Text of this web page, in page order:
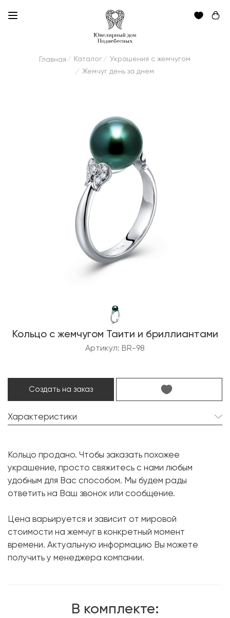
Главная / Каталог / Украшения с жемчугом
/ Жемчуг день за днем
Кольцо с жемчугом Таити и бриллиантами
Артикул: BR-98
Создать на заказ
Характеристики
Форма:
Бриллиант:
14 шт. 0.12 карат.
Форма огранки:
Металл:
Белое золото, 750 проба
Размер:
Кольцо продано. Чтобы заказать похожее
украшение, просто свяжитесь с нами любым
удобным для Вас способом. Мы будем рады
ответить на Ваш звонок или сообщение.
Цена варьируется и зависит от мировой
стоимости на жемчуг в конкретный момент
времени. Актуальную информацию Вы можете
получить у менеджера компании.
В комплекте: